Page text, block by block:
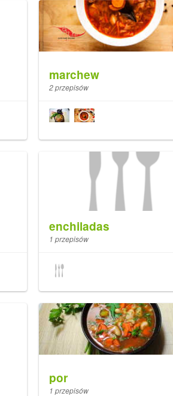
marchew
2 przepisów
enchiladas
1 przepisów
por
1 przepisów